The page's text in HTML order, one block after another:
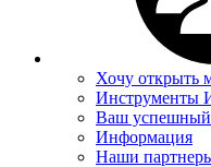
Хочу открыть
Инструменты
Ваш успешный
Информация
Наши